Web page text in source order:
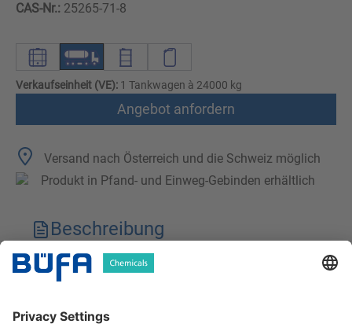
CAS-Nr.: 25265-71-8
Verkaufseinheit (VE): 1 Tankwagen à 24000 kg
Angebot anfordern
Versand nach Österreich und die Schweiz möglich
Produkt in Pfand- und Einweg-Gebinden erhältlich
Beschreibung
Technische Merkmale